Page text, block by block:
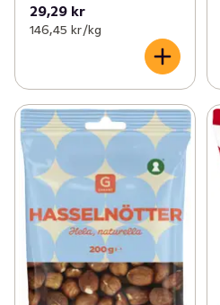
29,29 kr
146,45 kr /kg